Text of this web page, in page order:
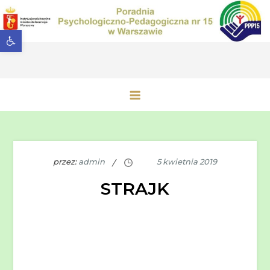
Otwórz pasek narzędzi
Przejdź
do
treści
przez:admin
STRAJK